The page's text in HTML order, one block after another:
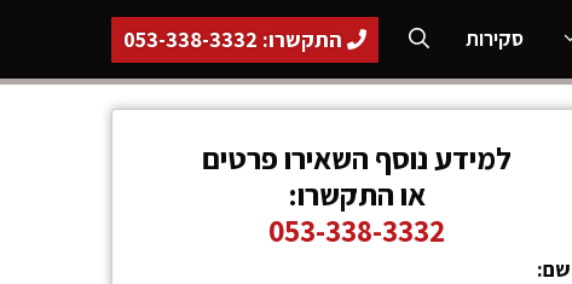
סקירות התקשרו: 053-338-3332
למידע נוסף השאירו פרטים
או התקשרו:
053-338-3332
שם: